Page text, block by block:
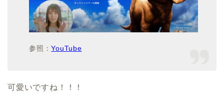
参照：YouTube
可愛いですね！！！